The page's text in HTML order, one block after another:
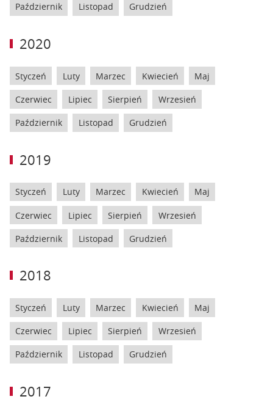
Październik Listopad Grudzień
2020
Styczeń Luty Marzec Kwiecień Maj
Czerwiec Lipiec Sierpień Wrzesień
Październik Listopad Grudzień
2019
Styczeń Luty Marzec Kwiecień Maj
Czerwiec Lipiec Sierpień Wrzesień
Październik Listopad Grudzień
2018
Styczeń Luty Marzec Kwiecień Maj
Czerwiec Lipiec Sierpień Wrzesień
Październik Listopad Grudzień
2017